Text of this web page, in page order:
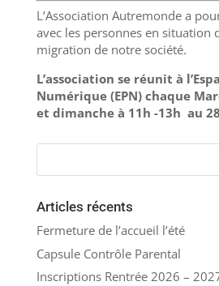
L’Association Autremonde a
avec les personnes en situation
migration de notre société.
L’association se réunit à
Numérique (EPN) chaque
et dimanche à 11h -13h au
Articles récents
Fermeture de l’accueil l’été
Capsule Contrôle Parental
Inscriptions Rentrée 2026 –